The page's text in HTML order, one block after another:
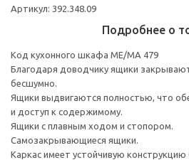
Артикул: 392.348.09
Подробнее о
Код кухонного шкафа ME/MA 479
Благодаря доводчику ящики
бесшумно.
Ящики выдвигаются полностью, что
и доступ к содержимому.
Ящики с плавным ходом и стопором.
Самозакрывающиеся ящики.
Каркас имеет устойчивую